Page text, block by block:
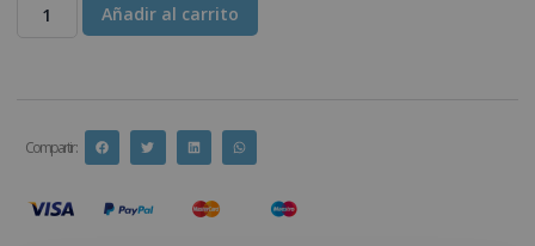
Añadir al carrito
Compartir :